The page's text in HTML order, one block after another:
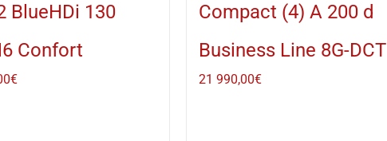
BlueHDi 130
Confort
€
Compact (4) A 200 d
Business Line 8G-DCT
21 990,00€